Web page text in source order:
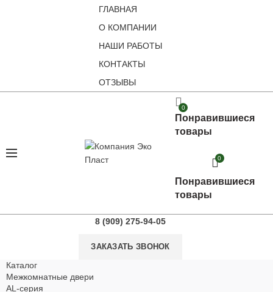
ГЛАВНАЯ
О КОМПАНИИ
НАШИ РАБОТЫ
КОНТАКТЫ
ОТЗЫВЫ
0
Понравившиеся
товары
0
Понравившиеся
товары
8 (909) 275-94-05
ЗАКАЗАТЬ ЗВОНОК
Каталог
Межкомнатные двери
AL-серия